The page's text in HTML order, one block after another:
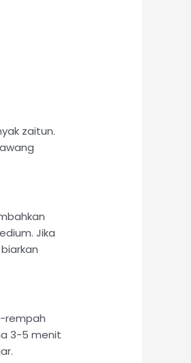
zaitun.
Jika
rempah
3-5 menit